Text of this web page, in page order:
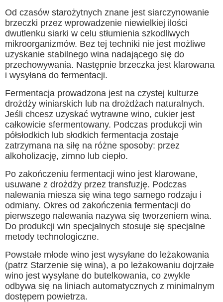
Od czasów starożytnych znane jest siarczynowanie
brzeczki przez wprowadzenie niewielkiej ilości
dwutlenku siarki w celu stłumienia szkodliwych
mikroorganizmów. Bez tej techniki nie jest możliwe
uzyskanie stabilnego wina nadającego się do
przechowywania. Następnie brzeczka jest klarowana
i wysyłana do fermentacji.
Fermentacja prowadzona jest na czystej kulturze
drożdży winiarskich lub na drożdżach naturalnych.
Jeśli chcesz uzyskać wytrawne wino, cukier jest
całkowicie sfermentowany. Podczas produkcji win
półsłodkich lub słodkich fermentacja zostaje
zatrzymana na siłę na różne sposoby: przez
alkoholizację, zimno lub ciepło.
Po zakończeniu fermentacji wino jest klarowane,
usuwane z drożdży przez transfuzję. Podczas
nalewania miesza się wina tego samego rodzaju i
odmiany. Okres od zakończenia fermentacji do
pierwszego nalewania nazywa się tworzeniem wina.
Do produkcji win specjalnych stosuje się specjalne
metody technologiczne.
Powstałe młode wino jest wysyłane do leżakowania
(patrz Starzenie się wina), a po leżakowaniu dojrzałe
wino jest wysyłane do butelkowania, co zwykle
odbywa się na liniach automatycznych z minimalnym
dostępem powietrza.